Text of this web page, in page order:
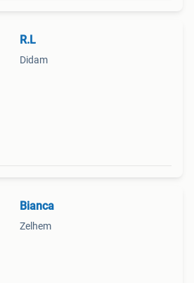
R.L
Didam
Bianca
Zelhem